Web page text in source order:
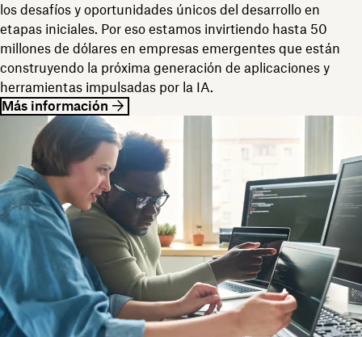
los desafíos y oportunidades únicos del desarrollo en
etapas iniciales. Por eso estamos invirtiendo hasta 50
millones de dólares en empresas emergentes que están
construyendo la próxima generación de aplicaciones y
herramientas impulsadas por la IA.
Más información